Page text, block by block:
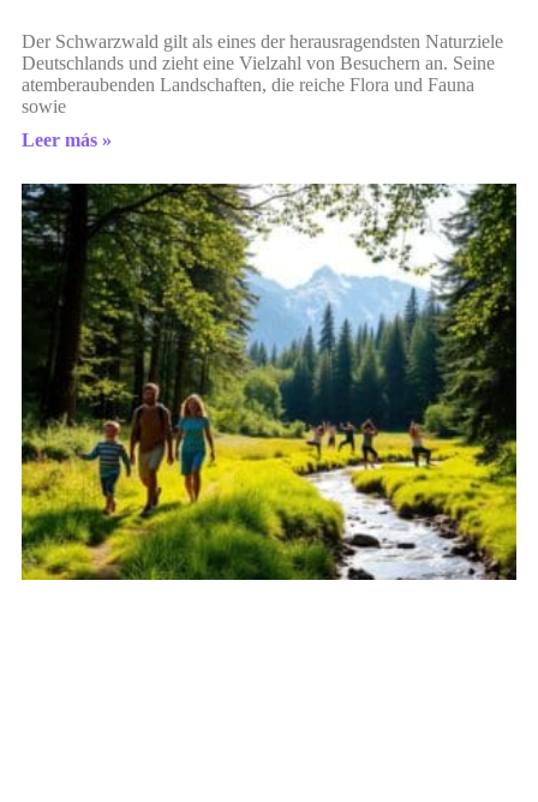
Der Schwarzwald gilt als eines der herausragendsten Naturziele
Deutschlands und zieht eine Vielzahl von Besuchern an. Seine
atemberaubenden Landschaften, die reiche Flora und Fauna
sowie
Leer más »